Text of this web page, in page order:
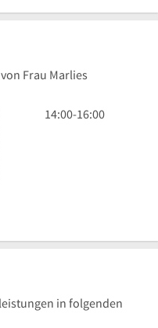
Frau Marlies
14
14:00-16:00
in folgenden